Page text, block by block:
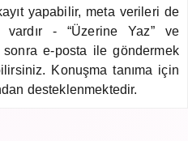
yapabilir, meta verileri de
- “Üzerine Yaz” ve
sonra e-posta ile göndermek
Konuşma tanıma için
desteklenmektedir.